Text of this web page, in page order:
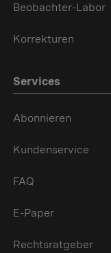
Beobachter-Labor
Korrekturen
Services
Abonnieren
Kundenservice
FAQ
E-Paper
Rechtsratgeber